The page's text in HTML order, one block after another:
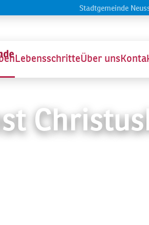
LebensschritteÜber uns
Stadtgemeinde